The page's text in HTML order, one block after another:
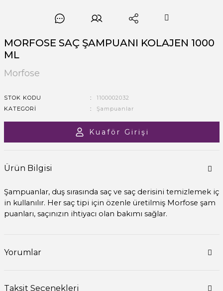
MORFOSE SAÇ ŞAMPUANI KOLAJEN 1000
ML
Morfose
STOK KODU
1100002032
KATEGORI
Şampuanlar
Kuaför Girişi
Ürün Bilgisi
Şampuanlar, duş sırasında saç ve saç derisini temizlemek iç
in kullanılır. Her saç tipi için özenle üretilmiş Morfose şam
puanları, saçınızın ihtiyacı olan bakımı sağlar.
Yorumlar
Taksit Seçenekleri